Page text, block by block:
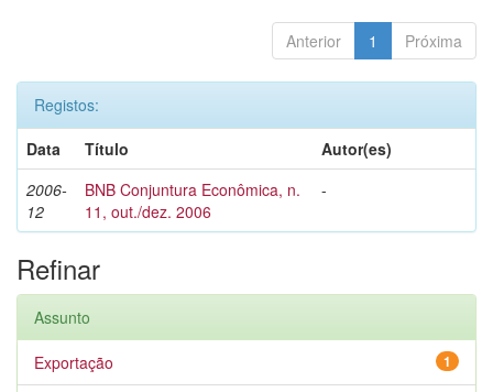
Anterior 1 Próxima
Registos:
Data
Título
Autor(es)
2006-
12
BNB Conjuntura Econômica, n.
11, out./dez. 2006
-
Refinar
Assunto
1
Exportação